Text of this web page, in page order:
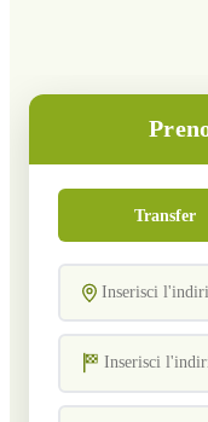
Transfer